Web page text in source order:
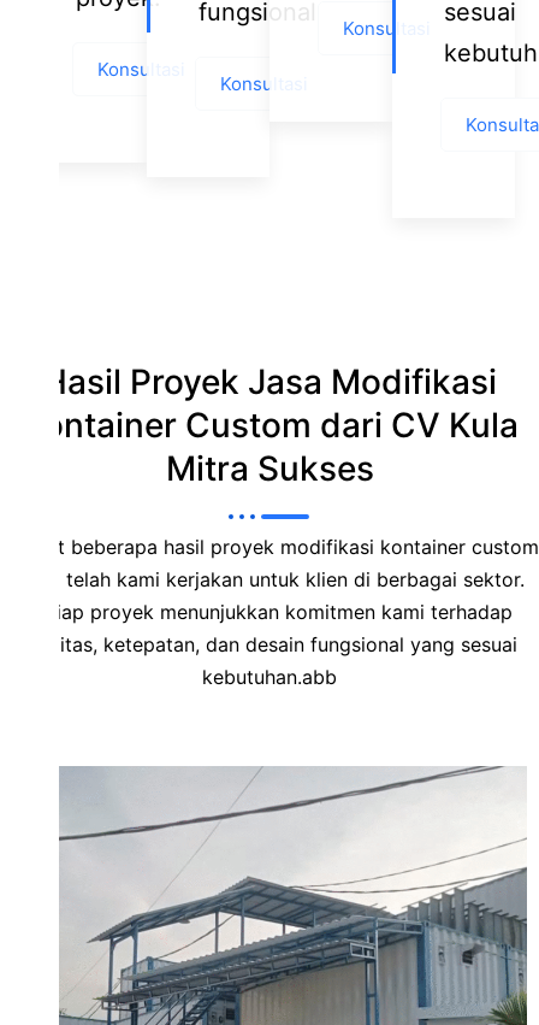
Konsultasi
fungsional.
Konsultasi
Konsultasi
sesuai
Hasil Proyek Jasa Modifikasi
Kontainer Custom dari CV Kula
Mitra Sukses
Berikut beberapa hasil proyek modifikasi kontainer custom
yang telah kami kerjakan untuk klien di berbagai sektor.
Setiap proyek menunjukkan komitmen kami terhadap
kualitas, ketepatan, dan desain fungsional yang sesuai
kebutuhan.abb